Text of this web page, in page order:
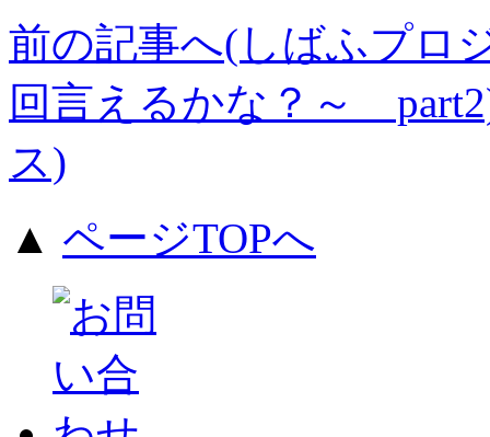
前の記事へ(しばふプロ
回言えるかな？～
ス)
▲ ページTOPへ